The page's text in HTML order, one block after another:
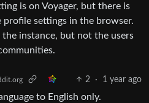
is on Voyager, but there is
settings in the browser.
instance, but not the users
2 · 1 year ago
to English only.